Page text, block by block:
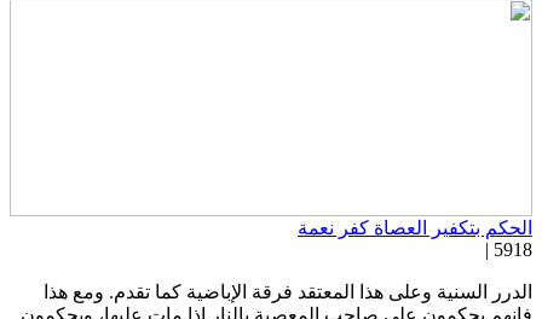
بتكفير العصاة كفر نعمة
السنية وعلى هذا المعتقد فرقة الإباضية كما تقدم. ومع هذا